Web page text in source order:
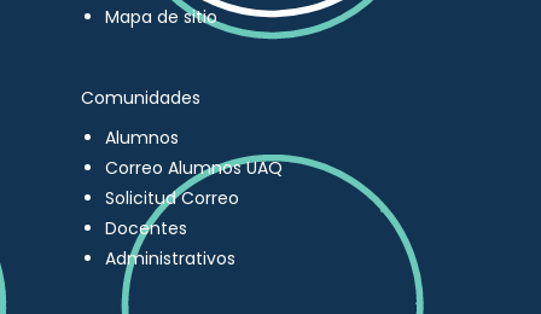
Mapa de sitio
Comunidades
Alumnos
Correo Alumnos UAQ
Solicitud Correo
Docentes
Administrativos